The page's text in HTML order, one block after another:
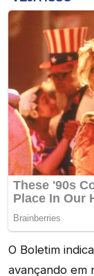
O Boletim
avançando em